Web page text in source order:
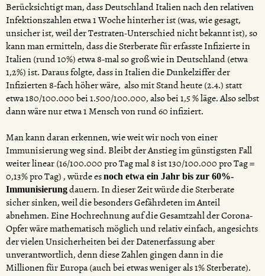
Berücksichtigt man, dass Deutschland Italien nach den relativen
Infektionszahlen etwa 1 Woche hinterher ist (was, wie gesagt,
unsicher ist, weil der Testraten-Unterschied nicht bekannt ist), so
kann man ermitteln, dass die Sterberate für erfasste Infizierte in
Italien (rund 10%) etwa 8-mal so groß wie in Deutschland (etwa
1,2%) ist. Daraus folgte, dass in Italien die Dunkelziffer der
Infizierten 8-fach höher wäre, also mit Stand heute (2.4.) statt
etwa 180/100.000 bei 1.500/100.000, also bei 1,5 % läge. Also selbst
dann wäre nur etwa 1 Mensch von rund 60 infiziert.
Man kann daran erkennen, wie weit wir noch von einer
Immunisierung weg sind. Bleibt der Anstieg im günstigsten Fall
weiter linear (16/100.000 pro Tag mal 8 ist 130/100.000 pro Tag =
0,13% pro Tag) , würde esnoch etwa ein Jahr bis zur 60%-
Immunisierungdauern. In dieser Zeit würde die Sterberate
sicher sinken, weil die besonders Gefährdeten im Anteil
abnehmen. Eine Hochrechnung auf die Gesamtzahl der Corona-
Opfer wäre mathematisch möglich und relativ einfach, angesichts
der vielen Unsicherheiten bei der Datenerfassung aber
unverantwortlich, denn diese Zahlen gingen dann in die
Millionen für Europa (auch bei etwas weniger als 1% Sterberate).